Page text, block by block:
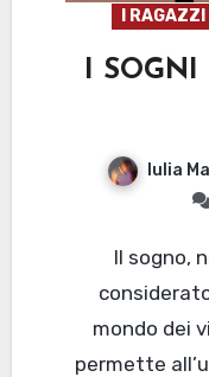
I
I SOGNI
Iulia
Il sogno, nell’antico Egitto, viene
mondo dei
permette